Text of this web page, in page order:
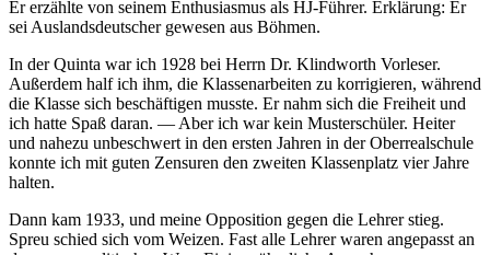
Er erzählte von seinem Enthusiasmus als HJ-Führer. Erklärung: Er
sei Auslandsdeutscher gewesen aus Böhmen.
In der Quinta war ich 1928 bei Herrn Dr. Klindworth Vorleser.
Außerdem half ich ihm, die Klassenarbeiten zu korrigieren, während
die Klasse sich beschäftigen musste. Er nahm sich die Freiheit und
ich hatte Spaß daran. — Aber ich war kein Musterschüler. Heiter
und nahezu unbeschwert in den ersten Jahren in der Oberrealschule
konnte ich mit guten Zensuren den zweiten Klassenplatz vier Jahre
halten.
Dann kam 1933, und meine Opposition gegen die Lehrer stieg.
Spreu schied sich vom Weizen. Fast alle Lehrer waren angepasst an